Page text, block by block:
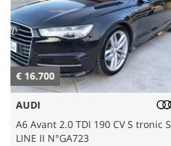
AREA COMMERCIANTI
€ 16.700
AUDI
A6 Avant 2.0 TDI 190 CV S tronic S
LINE II N°GA723